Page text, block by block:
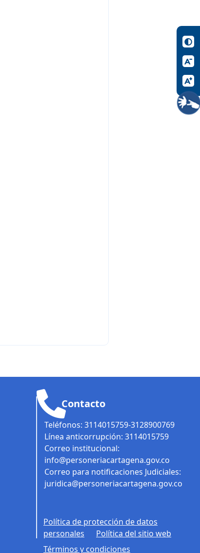
Contacto
Teléfonos: 3114015759-3128900769
Línea anticorrupción: 3114015759
Correo institucional:
info@personeriacartagena.gov.co
Correo para notificaciones Judiciales:
juridica@personeriacartagena.gov.co
Política de protección de datos
personales
Política del sitio web
Términos y condiciones